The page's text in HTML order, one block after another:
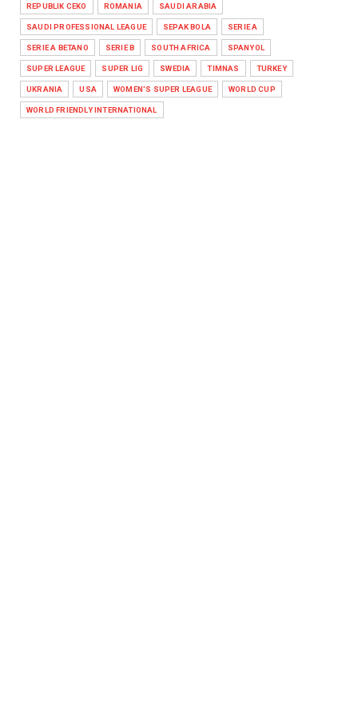
REPUBLIK CEKO ROMANIA SAUDI ARABIA
SAUDI PROFESSIONAL LEAGUE SEPAK BOLA SERIE A
SERIE A BETANO SERIE B SOUTH AFRICA SPANYOL
SUPER LEAGUE SUPER LIG SWEDIA TIMNAS TURKEY
UKRANIA USA WOMEN'S SUPER LEAGUE WORLD CUP
WORLD FRIENDLY INTERNATIONAL